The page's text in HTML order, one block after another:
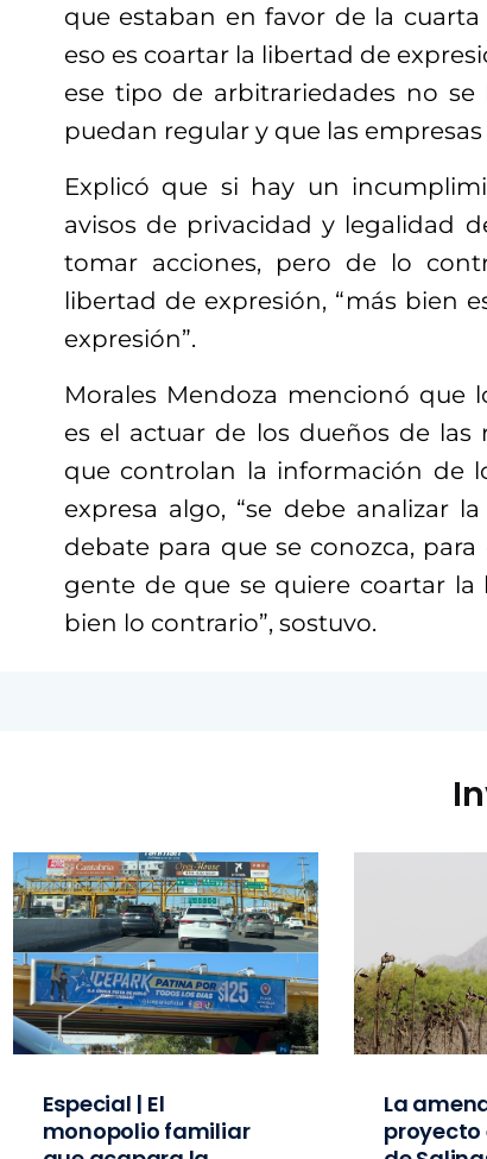
que estaban en favor de la
eso es coartar la libertad de
ese tipo de arbitrariedades no
puedan regular y que las empresas
Explicó que si hay un
avisos de privacidad y legalidad
tomar acciones, pero de lo
libertad de expresión, “más bien
expresión”.
Morales Mendoza mencionó que
es el actuar de los dueños de las
que controlan la información de
expresa algo, “se debe analizar
debate para que se conozca,
gente de que se quiere coartar la
bien lo contrario”, sostuvo.
Especial | El
monopolio familiar
La